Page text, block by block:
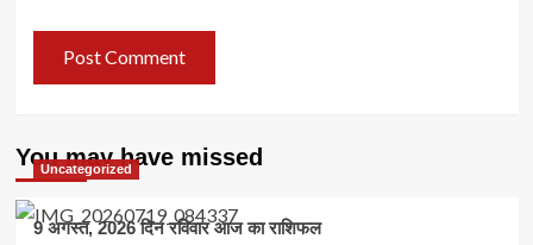
You may have missed
Uncategorized
9 अगस्त, 2026 दिन रविवार आज का राशिफल